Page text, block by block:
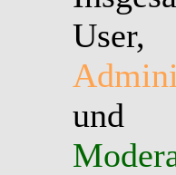
User,
und